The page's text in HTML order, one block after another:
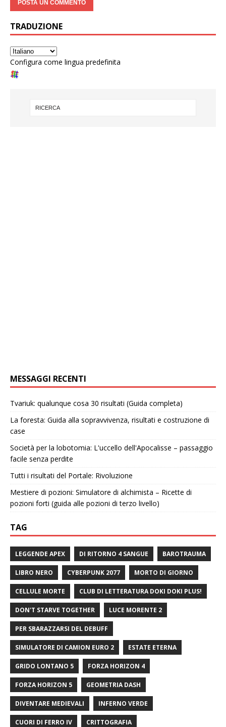
TRADUZIONE
Configura come lingua predefinita
MESSAGGI RECENTI
Tvariuk: qualunque cosa 30 risultati (Guida completa)
La foresta: Guida alla sopravvivenza, risultati e costruzione di
case
Società per la lobotomia: L'uccello dell'Apocalisse – passaggio
facile senza perdite
Tutti i risultati del Portale: Rivoluzione
Mestiere di pozioni: Simulatore di alchimista – Ricette di
pozioni forti (guida alle pozioni di terzo livello)
TAG
LEGGENDE APEX DI RITORNO 4 SANGUE BAROTRAUMA
LIBRO NERO CYBERPUNK 2077 MORTO DI GIORNO
CELLULE MORTE CLUB DI LETTERATURA DOKI DOKI PLUS!
DON'T STARVE TOGETHER LUCE MORENTE 2
PER SBARAZZARSI DEL DEBUFF
SIMULATORE DI CAMION EURO 2 ESTATE ETERNA
GRIDO LONTANO 5 FORZA HORIZON 4
FORZA HORIZON 5 GEOMETRIA DASH
DIVENTARE MEDIEVALI INFERNO VERDE
CUORI DI FERRO IV CRITTOGRAFIA